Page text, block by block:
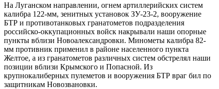
На Луганском направлении, огнем артиллерийских систем
калибра 122-мм, зенитных установок ЗУ-23-2, вооружение
БТР и противотанковых гранатометов подразделения
российско-оккупационных войск накрывали наши опорные
пункты вблизи Новоалександровки. Минометы калибра 82-
мм противник применил в районе населенного пункта
Желтое, а из гранатометов различных систем обстрелял наши
позиции вблизи Крымского и Попасной. Из
крупнокалиберных пулеметов и вооружения БТР враг бил по
защитникам Новозвановки.